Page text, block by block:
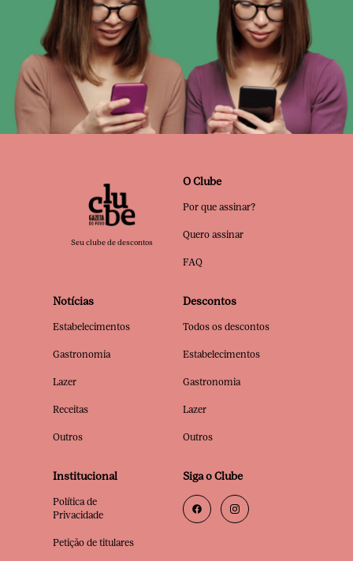
Seu clube de descontos
O Clube
Por que assinar?
Quero assinar
FAQ
Notícias
Estabelecimentos
Gastronomia
Lazer
Receitas
Outros
Descontos
Todos os descontos
Estabelecimentos
Gastronomia
Lazer
Outros
Institucional
Política de
Privacidade
Petição de titulares
Siga o Clube